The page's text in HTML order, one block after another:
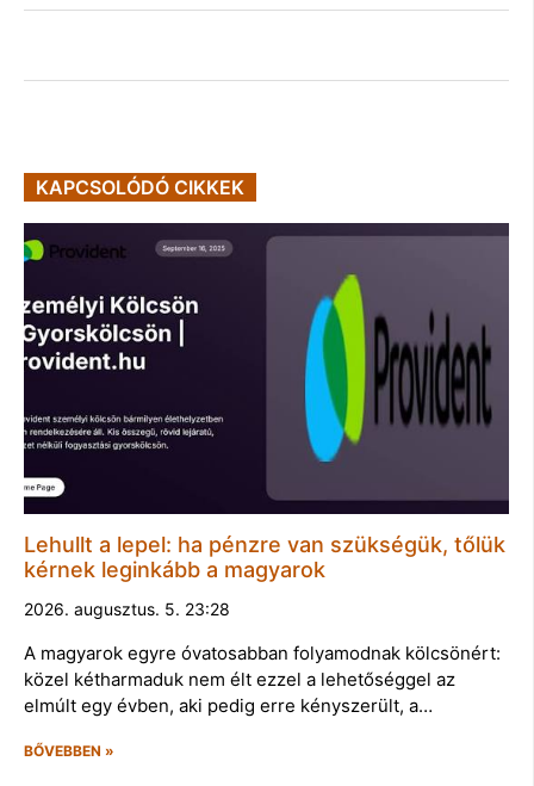
KAPCSOLÓDÓ CIKKEK
Lehullt a lepel: ha pénzre van szükségük, tőlük
kérnek leginkább a magyarok
2026. augusztus. 5. 23:28
A magyarok egyre óvatosabban folyamodnak kölcsönért:
közel kétharmaduk nem élt ezzel a lehetőséggel az
elmúlt egy évben, aki pedig erre kényszerült, a…
BŐVEBBEN »